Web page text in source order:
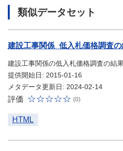
類似データセット
建設工事関係_低入札価格調査
建設工事関係の低入札価格調査の結
提供開始日: 2015-01-16
メタデータ更新日: 2024-02-14
評価 (0)
HTML